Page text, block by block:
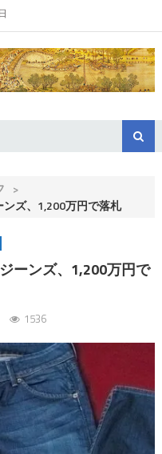
>
ズ、1,200万円で落札
ーンズ、1,200万円で
1536